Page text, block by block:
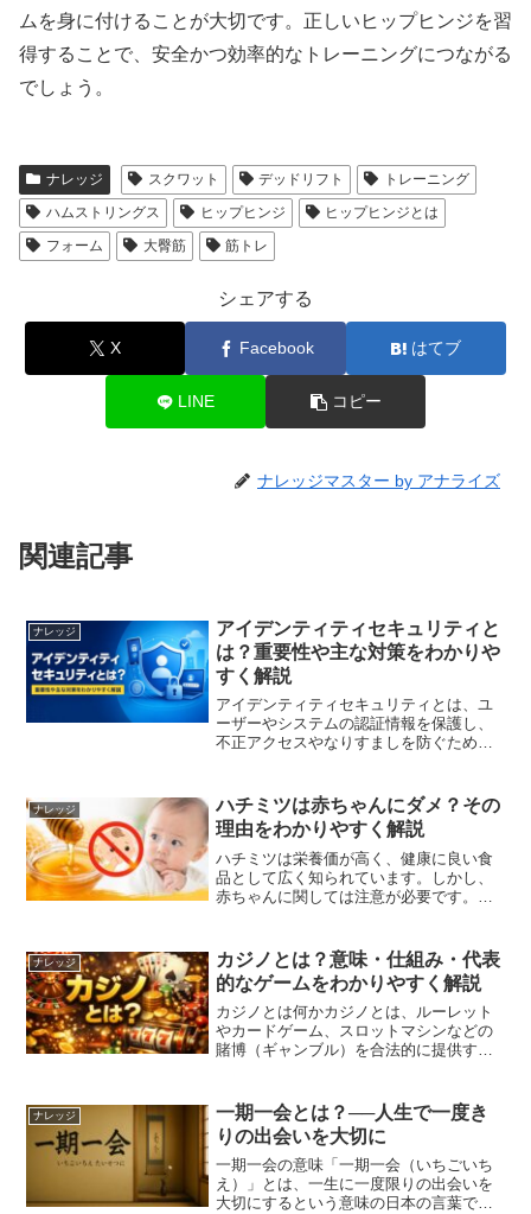
ムを身に付けることが大切です。正しいヒップヒンジを習
得することで、安全かつ効率的なトレーニングにつながる
でしょう。
ナレッジ スクワット デッドリフト
トレーニング
ハムストリングス
ヒップヒンジ
ヒップヒンジとは
フォーム
大臀筋 筋トレ
シェアする
X Facebook はてブ
LINE コピー
ナレッジマスター by アナライズ
関連記事
ナレッジ
アイデンティティセキュリティと
は？重要性や主な対策をわかりや
すく解説
アイデンティティセキュリティとは、ユ
ーザーやシステムの認証情報を保護し、
不正アクセスやなりすましを防ぐための
により、従来のネットワーク中心の防御
だけでは十分とはいえなく...
ナレッジ
ハチミツは赤ちゃんにダメ？その
理由をわかりやすく解説
ハチミツは栄養価が高く、健康に良い食
品として広く知られています。しかし、
赤ちゃんに関しては注意が必要です。特
の理由を正しく理解している方は意外と
少ないかもしれません。...
ナレッジ
カジノとは？意味・仕組み・代表
的なゲームをわかりやすく解説
カジノとは何かカジノとは、ルーレット
やカードゲーム、スロットマシンなどの
賭博（ギャンブル）を合法的に提供する
設され、観光・娯楽の拠点として運営さ
れています。世界各国で法...
ナレッジ
一期一会とは？──人生で一度き
りの出会いを大切に
一期一会の意味「一期一会（いちごいち
え）」とは、一生に一度限りの出会いを
大切にするという意味の日本の言葉で